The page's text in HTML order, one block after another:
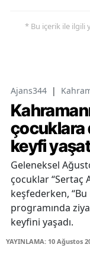
* Bu içerik ile ilgili
Ajans344 |
çocuklara
keyfi
Geleneksel
çocuklar “Sertaç
keşfederken,
programında
keyfini yaşadı.
YAYINLAMA: 10 Ağustos